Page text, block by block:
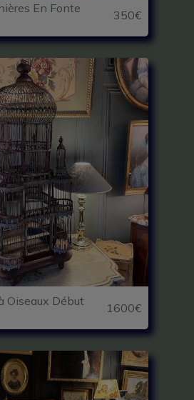
En Fonte
350€
Oiseaux Début
1600€